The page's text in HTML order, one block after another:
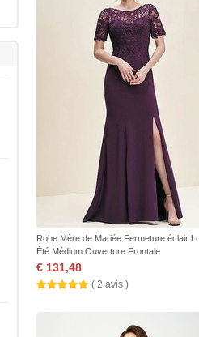
Robe Mère de Mariée Fermeture éclair
Été Médium Ouverture Frontale
€ 131,48
( 2 avis )